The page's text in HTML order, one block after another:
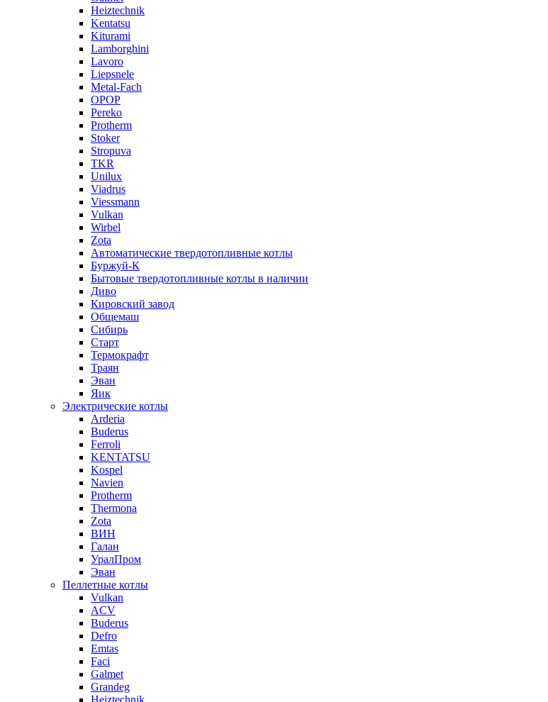
Heiztechnik
Kentatsu
Kiturami
Lamborghini
Lavoro
Liepsnele
Metal-Fach
OPOP
Pereko
Protherm
Stoker
Stropuva
TKR
Unilux
Viadrus
Viessmann
Vulkan
Wirbel
Zota
Автоматические твердотопливные котлы
Буржуй-К
Бытовые твердотопливные котлы в наличии
Диво
Кировский завод
Общемаш
Сибирь
Старт
Термокрафт
Траян
Эван
Яик
Электрические котлы
Arderia
Buderus
Ferroli
KENTATSU
Kospel
Navien
Protherm
Thermona
Zota
ВИН
Галан
УралПром
Эван
Пеллетные котлы
Vulkan
ACV
Buderus
Defro
Emtas
Faci
Galmet
Grandeg
Heiztechnik